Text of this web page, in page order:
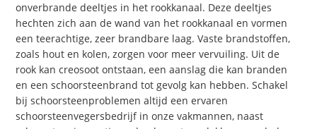
onverbrande deeltjes in het rookkanaal. Deze deeltjes
hechten zich aan de wand van het rookkanaal en vormen
een teerachtige, zeer brandbare laag. Vaste brandstoffen,
zoals hout en kolen, zorgen voor meer vervuiling. Uit de
rook kan creosoot ontstaan, een aanslag die kan branden
en een schoorsteenbrand tot gevolg kan hebben. Schakel
bij schoorsteenproblemen altijd een ervaren
schoorsteenvegersbedrijf in onze vakmannen, naast